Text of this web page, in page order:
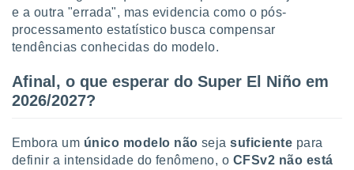
e a outra "errada", mas evidencia como o pós-
processamento estatístico busca compensar
tendências conhecidas do modelo.
Afinal, o que esperar do Super El Niño em
2026/2027?
Embora um único modelo não sejasuficiente para
definir a intensidade do fenômeno, o CFSv2 não está